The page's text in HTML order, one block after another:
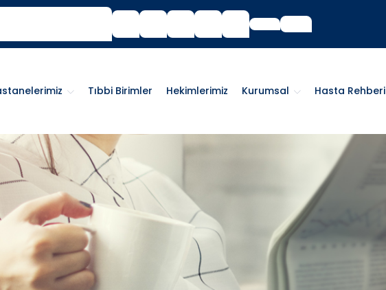
Tıbbi Birimler Hekimlerimiz Kurumsal Hasta Rehberi